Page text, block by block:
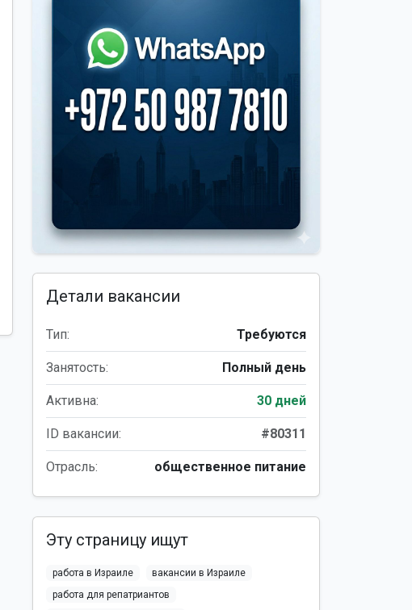
Детали вакансии
Тип: Требуются
Занятость: Полный день
Активна: 30 дней
ID вакансии: #80311
Отрасль: общественное питание
Эту страницу ищут
работа в Израиле
вакансии в Израиле
работа для репатриантов